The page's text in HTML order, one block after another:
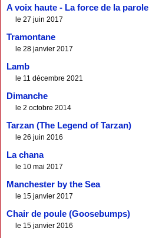
A voix haute - La force de la parole
le 27 juin 2017
Tramontane
le 28 janvier 2017
Lamb
le 11 décembre 2021
Dimanche
le 2 octobre 2014
Tarzan (The Legend of Tarzan)
le 26 juin 2016
La chana
le 10 mai 2017
Manchester by the Sea
le 15 janvier 2017
Chair de poule (Goosebumps)
le 15 janvier 2016